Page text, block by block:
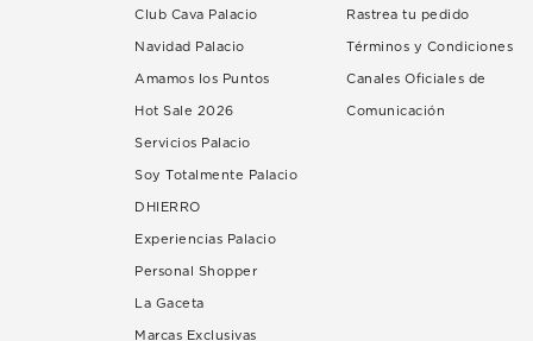
Club Cava Palacio
Navidad Palacio
Amamos los Puntos
Hot Sale 2026
Servicios Palacio
Soy Totalmente Palacio
DHIERRO
Experiencias Palacio
Personal Shopper
La Gaceta
Marcas Exclusivas
Rastrea tu pedido
Términos y Condiciones
Canales Oficiales de
Comunicación